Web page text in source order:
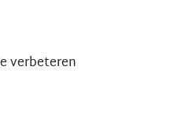
verbeteren